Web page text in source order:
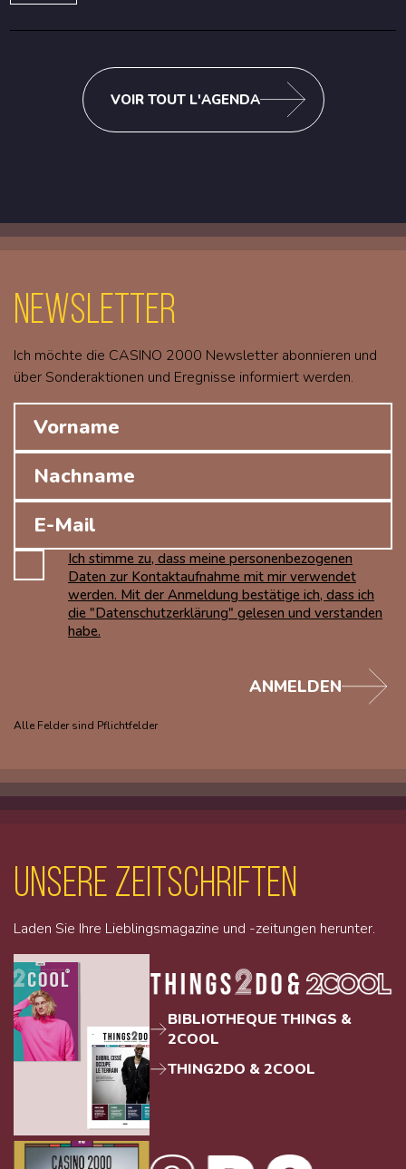
VOIR TOUT L'AGENDA
Newsletter
Ich möchte die CASINO 2000 Newsletter abonnieren und
über Sonderaktionen und Eregnisse informiert werden.
Ich stimme zu, dass meine personenbezogenen
Daten zur Kontaktaufnahme mit mir verwendet
werden. Mit der Anmeldung bestätige ich, dass ich
die "Datenschutzerklärung" gelesen und verstanden
habe.
Alle Felder sind Pflichtfelder
ANMELDEN
unsere Zeitschriften
Laden Sie Ihre Lieblingsmagazine und -zeitungen herunter.
BIBLIOTHEQUE THINGS &
2COOL
THING2DO & 2COOL